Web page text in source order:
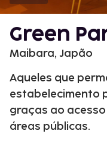
Green
Maibara, Japão
Aqueles que
estabelecimento
graças ao
áreas públicas.